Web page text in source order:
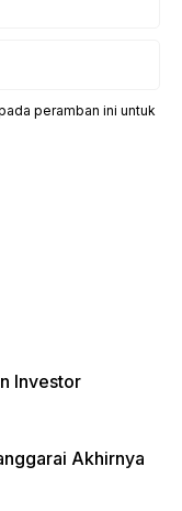
peramban ini untuk
Investor
Akhirnya